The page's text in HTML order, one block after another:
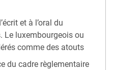
et à l’oral du
Le luxembourgeois ou
comme des atouts
du cadre règlementaire